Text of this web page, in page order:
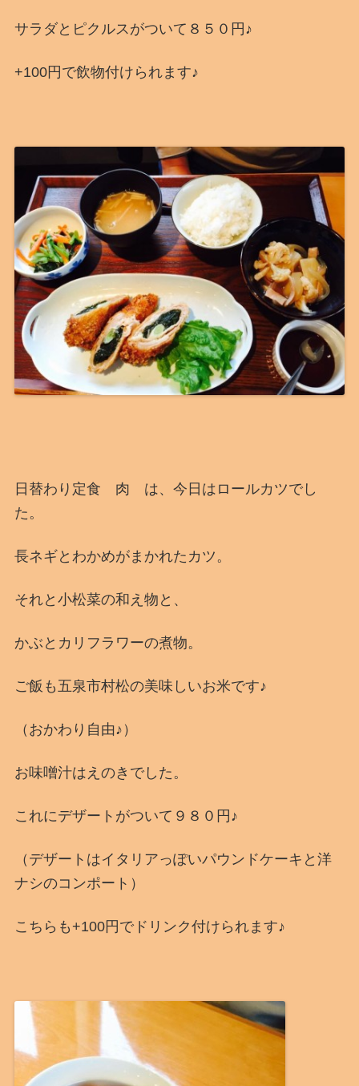
サラダとピクルスがついて８５０円♪
+100円で飲物付けられます♪
日替わり定食 肉 は、今日はロールカツでし
た。
長ネギとわかめがまかれたカツ。
それと小松菜の和え物と、
かぶとカリフラワーの煮物。
ご飯も五泉市村松の美味しいお米です♪
（おかわり自由♪）
お味噌汁はえのきでした。
これにデザートがついて９８０円♪
（デザートはイタリアっぽいパウンドケーキと洋
ナシのコンポート）
こちらも+100円でドリンク付けられます♪